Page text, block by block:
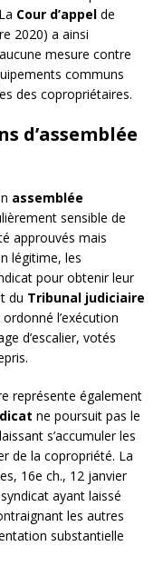
Cour d’appel de
2020) a ainsi
mesure contre
communs
des copropriétaires.
d’assemblée
assemblée
sensible de
approuvés mais
légitime, les
pour obtenir leur
du Tribunal judiciaire
l’exécution
d’escalier, votés
représente également
ne poursuit pas le
s’accumuler les
de la copropriété. La
16e ch., 12 janvier
ayant laissé
les autres
substantielle